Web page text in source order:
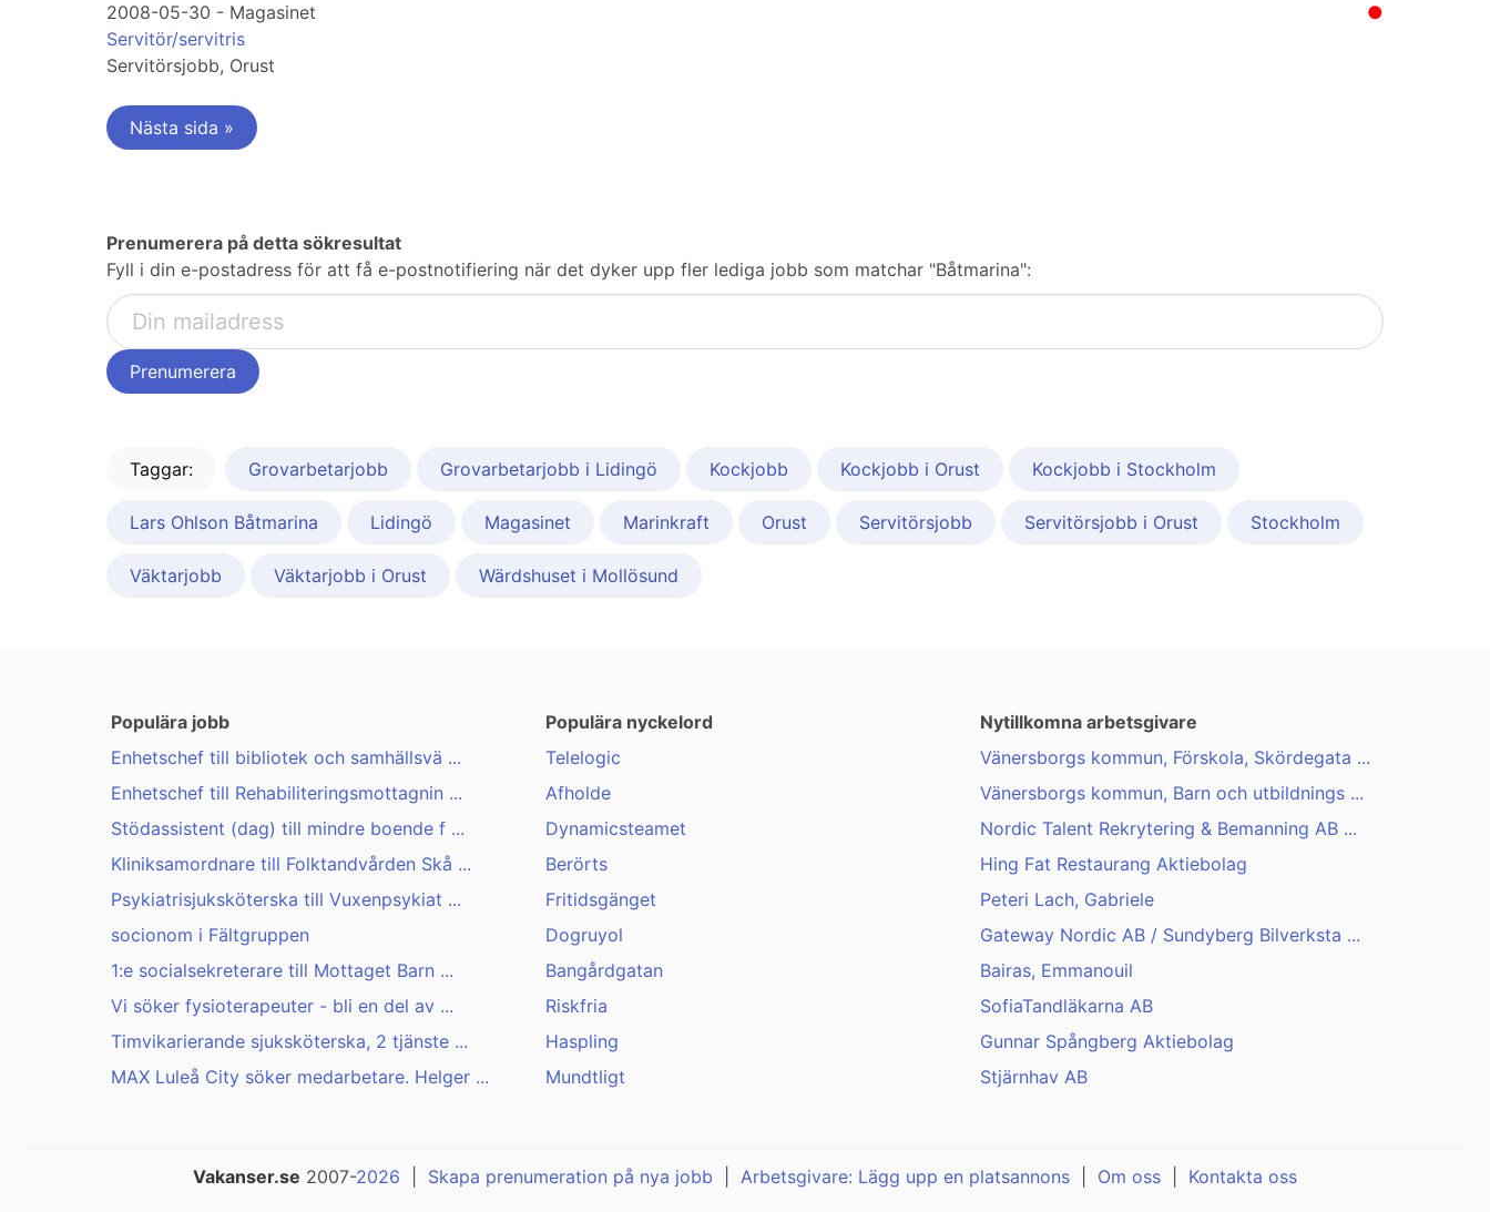
●
2008-05-30 - Magasinet
Servitör/servitris
Servitörsjobb, Orust
Nästa sida »
Prenumerera på detta sökresultat
Fyll i din e-postadress för att få e-postnotifiering när det dyker upp fler lediga jobb som matchar "Båtmarina":
Taggar: Grovarbetarjobb Grovarbetarjobb i Lidingö Kockjobb Kockjobb i Orust Kockjobb i Stockholm
Lars Ohlson Båtmarina Lidingö Magasinet Marinkraft Orust Servitörsjobb Servitörsjobb i Orust Stockholm
Väktarjobb Väktarjobb i Orust Wärdshuset i Mollösund
Populära jobb
Enhetschef till bibliotek och samhällsvä ...
Enhetschef till Rehabiliteringsmottagnin ...
Stödassistent (dag) till mindre boende f ...
Kliniksamordnare till Folktandvården Skå ...
Psykiatrisjuksköterska till Vuxenpsykiat ...
socionom i Fältgruppen
1:e socialsekreterare till Mottaget Barn ...
Vi söker fysioterapeuter - bli en del av ...
Timvikarierande sjuksköterska, 2 tjänste ...
MAX Luleå City söker medarbetare. Helger ...
Populära nyckelord
Telelogic
Afholde
Dynamicsteamet
Berörts
Fritidsgänget
Dogruyol
Bangårdgatan
Riskfria
Haspling
Mundtligt
Nytillkomna arbetsgivare
Vänersborgs kommun, Förskola, Skördegata ...
Vänersborgs kommun, Barn och utbildnings ...
Nordic Talent Rekrytering & Bemanning AB ...
Hing Fat Restaurang Aktiebolag
Peteri Lach, Gabriele
Gateway Nordic AB / Sundyberg Bilverksta ...
Bairas, Emmanouil
SofiaTandläkarna AB
Gunnar Spångberg Aktiebolag
Stjärnhav AB
Vakanser.se 2007-2026 Skapa prenumeration på nya jobb Arbetsgivare: Lägg upp en platsannons Om oss Kontakta oss